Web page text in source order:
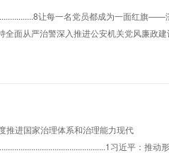
让每一名党员都成为一面红旗——
持全面从严治警深入推进公安机关党风廉政
推进国家治理体系和治理能力现代
习近平：推动